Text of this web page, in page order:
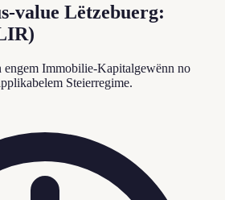
value Lëtzebuerg:
engem Immobilie-Kapitalgewënn no
Steierregime.